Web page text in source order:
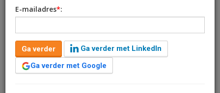
vastgoed’
Kimberly Camu
16 december 2020 om 12:45
6 jaar geleden aangepast
6 minuten leestijd
Hoe transformeer je een monofunctioneel gebied naar
E-mailadres*:
Ga verder
Ga verder met LinkedIn
Ga verder met Google